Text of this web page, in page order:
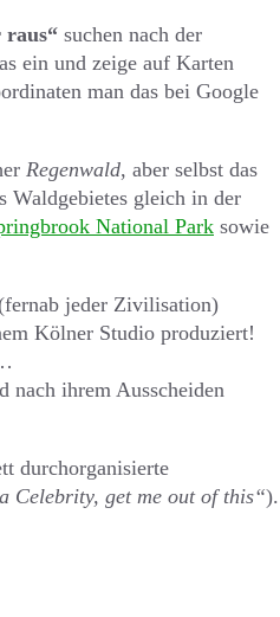
raus“ suchen nach der
ein und zeige auf Karten
man das bei Google
Regenwald, aber selbst das
Waldgebietes gleich in der
National Park sowie
jeder Zivilisation)
Kölner Studio produziert!
nach ihrem Ausscheiden
durchorganisierte
Celebrity, get me out of this“).